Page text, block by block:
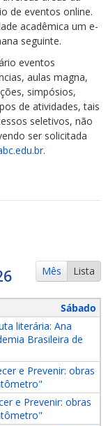
de eventos online.
acadêmica um e-
seguinte.
eventos
aulas magna,
simpósios,
de atividades, tais
seletivos, não
ser solicitada
.
Mês Lista
Sábado
literária: Ana
Brasileira de
e Prevenir: obras
e Prevenir: obras